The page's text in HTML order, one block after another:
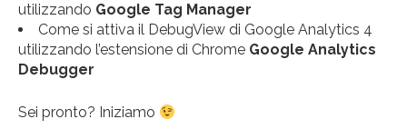
utilizzando Google Tag Manager
Come si attiva il DebugView di Google Analytics 4
utilizzando l’estensione di Chrome Google Analytics
Debugger
Sei pronto? Iniziamo